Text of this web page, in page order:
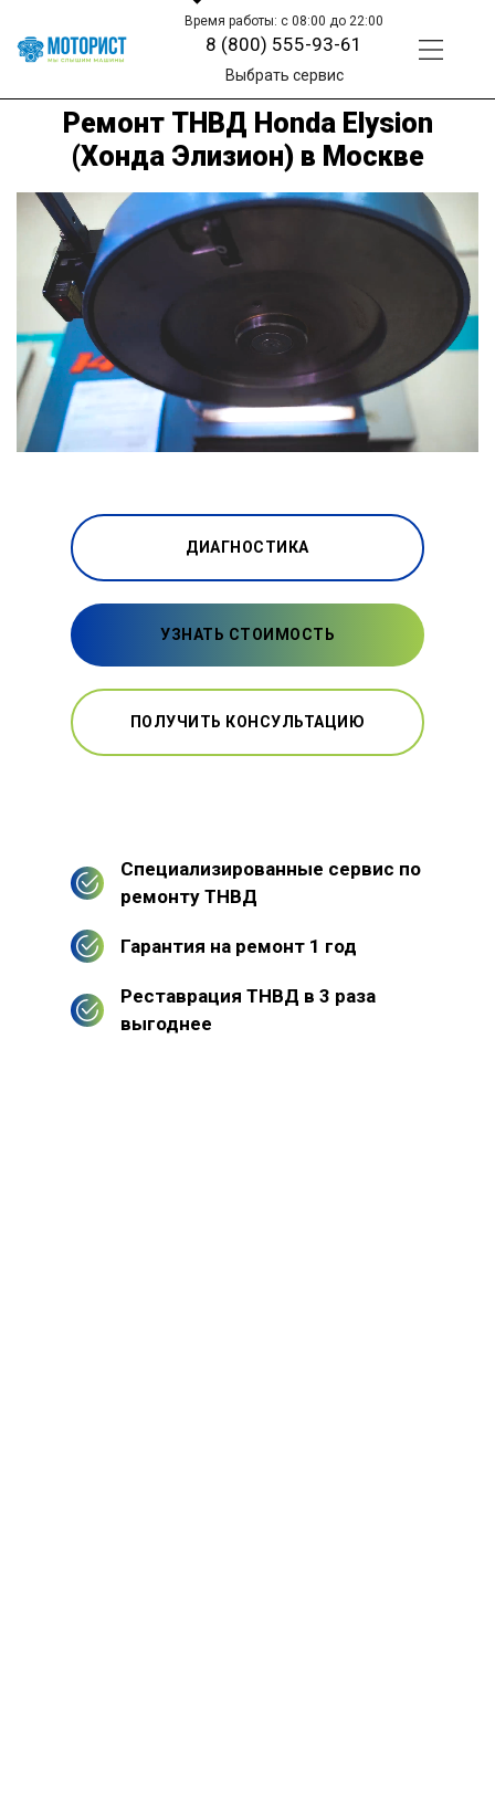
Время работы: с 08:00 до 22:00
8 (800) 555-93-61
Выбрать сервис
Ремонт ТНВД Honda Elysion
(Хонда Элизион) в Москве
ДИАГНОСТИКА
УЗНАТЬ СТОИМОСТЬ
ПОЛУЧИТЬ КОНСУЛЬТАЦИЮ
Специализированные сервис по
ремонту ТНВД
Гарантия на ремонт 1 год
Реставрация ТНВД в 3 раза
выгоднее